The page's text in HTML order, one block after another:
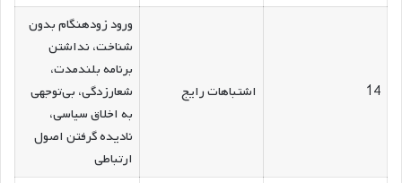
14 اشتباهات رایج
ورود زودهنگام بدون
شناخت، نداشتن
برنامه بلندمدت،
شعارزدگی، بی‌توجهی
به اخلاق سیاسی،
نادیده گرفتن اصول
ارتباطی